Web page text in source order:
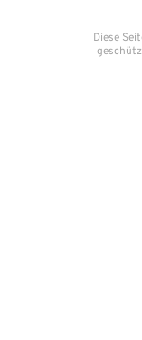
Diese